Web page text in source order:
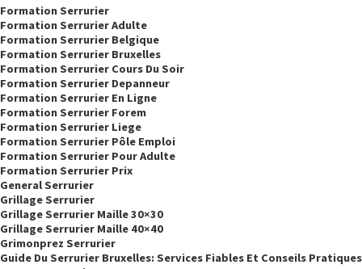
Formation Serrurier
Formation Serrurier Adulte
Formation Serrurier Belgique
Formation Serrurier Bruxelles
Formation Serrurier Cours Du Soir
Formation Serrurier Depanneur
Formation Serrurier En Ligne
Formation Serrurier Forem
Formation Serrurier Liege
Formation Serrurier Pôle Emploi
Formation Serrurier Pour Adulte
Formation Serrurier Prix
General Serrurier
Grillage Serrurier
Grillage Serrurier Maille 30×30
Grillage Serrurier Maille 40×40
Grimonprez Serrurier
Guide Du Serrurier Bruxelles: Services Fiables Et Conseils Pratiques